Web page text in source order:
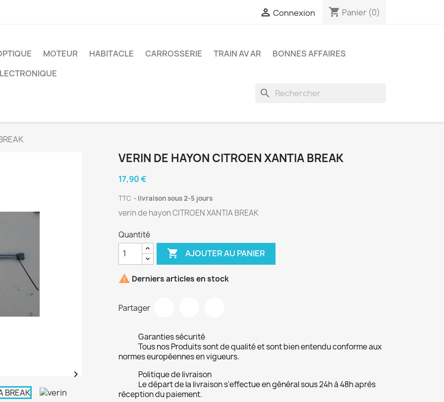
 Connexion shopping_cart Panier (0)
MOTEUR HABITACLE CARROSSERIE TRAIN AV AR
BONNES AFFAIRES
search

VERIN DE HAYON CITROEN XANTIA BREAK
17,90 €
TTC livraison sous 2-5 jours
verin de hayon CITROEN XANTIA BREAK
Quantité
 AJOUTER AU PANIER
 Derniers articles en stock
Partager
Garanties sécurité
Tous nos Produits sont de qualité et sont bien entendu conforme aux
normes européennes en vigueurs.
Politique de livraison
Le départ de la livraison s'effectue en général sous 24h à 48h après
réception du paiement.